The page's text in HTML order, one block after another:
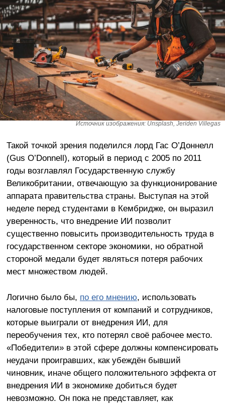
Источник изображения: Unsplash, Jeriden Villegas
Такой точкой зрения поделился лорд Гас О’Доннелл
(Gus O’Donnell), который в период с 2005 по 2011
годы возглавлял Государственную службу
Великобритании, отвечающую за функционирование
аппарата правительства страны. Выступая на этой
неделе перед студентами в Кембридже, он выразил
уверенность, что внедрение ИИ позволит
существенно повысить производительность труда в
государственном секторе экономики, но обратной
стороной медали будет являться потеря рабочих
мест множеством людей.
Логично было бы, по его мнению, использовать
налоговые поступления от компаний и сотрудников,
которые выиграли от внедрения ИИ, для
переобучения тех, кто потерял своё рабочее место.
«Победители» в этой сфере должны компенсировать
неудачи проигравших, как убеждён бывший
чиновник, иначе общего положительного эффекта от
внедрения ИИ в экономике добиться будет
невозможно. Он пока не представляет, как